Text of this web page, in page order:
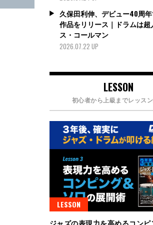
久保田利伸、デビュー40周
作品をリリース｜ドラムは超
ス・コールマン
2026.07.22 UP
LESSON
初心者から上級までレッス
LESSON
ジャズの表現力を高めるコンピ